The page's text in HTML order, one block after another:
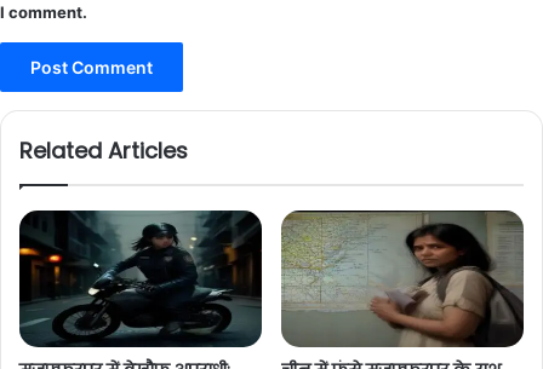
I comment.
Related Articles